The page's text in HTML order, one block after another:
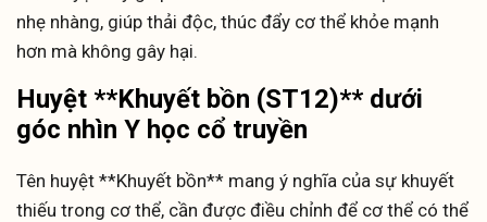
nhẹ nhàng, giúp thải độc, thúc đẩy cơ thể khỏe mạnh
hơn mà không gây hại.
Huyệt **Khuyết bồn (ST12)** dưới
góc nhìn Y học cổ truyền
Tên huyệt **Khuyết bồn** mang ý nghĩa của sự khuyết
thiếu trong cơ thể, cần được điều chỉnh để cơ thể có thể